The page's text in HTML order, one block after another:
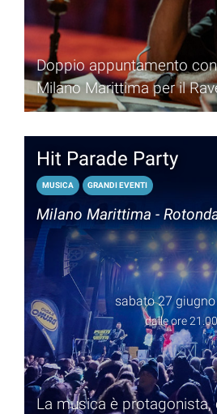
Doppio appuntamento
Milano Marittima per il
Hit Parade Party
MUSICA GRANDI EVENTI
Milano Marittima -
sabato 27
dalle ore 21.00
La musica è protagonista,